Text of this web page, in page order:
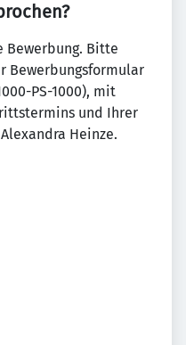
Bewerbung. Bitte
Bewerbungsformular
PS-1000), mit
und Ihrer
Heinze.